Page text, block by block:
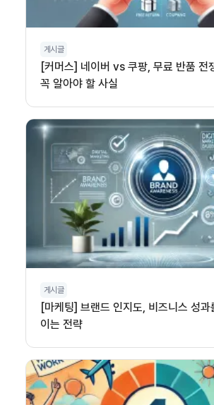
게시글
[커머스] 네이버 vs 쿠팡, 무료 반품 전
꼭 알아야 할 사실
게시글
[마케팅] 브랜드 인지도, 비즈니스 성
이는 전략